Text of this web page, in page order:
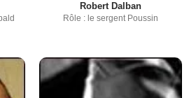
Robert Dalban
Rôle : le sergent Poussin